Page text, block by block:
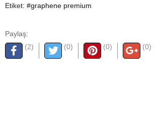
Etiket: #graphene premium
Paylaş:
(2)
(0) (0) (0)